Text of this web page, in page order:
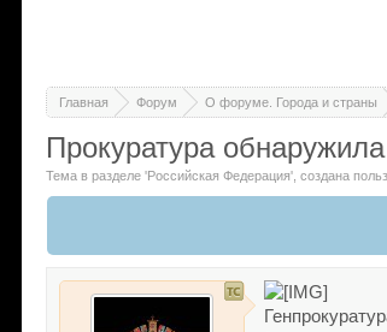
Главная Форум О форуме. Города и страны
Прокуратура
Тема в разделе 'Российская Федерация' , создана